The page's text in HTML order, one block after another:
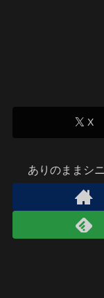
X
ありのままシ